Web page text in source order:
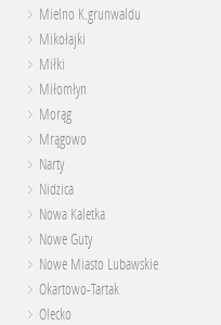
Mielno K.grunwaldu
Mikołajki
Miłki
Miłomłyn
Morąg
Mrągowo
Narty
Nidzica
Nowa Kaletka
Nowe Guty
Nowe Miasto Lubawskie
Okartowo-Tartak
Olecko